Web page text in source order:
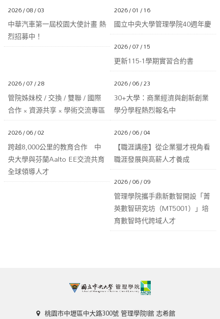
2026 / 08 / 03
中華汽車第一屆校園大使計畫 熱
烈招募中！
2026 / 01 / 16
國立中央大學管理學院40週年慶
2026 / 07 / 15
更新115-1學期實習合約書
2026 / 07 / 28
管院姊妹校 / 交換 / 雙聯 / 國際
合作 × 資源共享 × 學術交流專區
2026 / 06 / 23
30+大學：商業經濟與創新創業
學分學程熱烈報名中
2026 / 06 / 02
跨越8,000公里的教育合作 中
央大學與芬蘭Aalto EE交流共育
全球領導人才
2026 / 06 / 04
【職涯講座】從企業獵才視角看
職涯發展與高薪人才養成
2026 / 06 / 09
管理學院攜手鼎新數智開設「菁
英數智研究坊（MT5001）」培
育數智時代跨域人才
桃園市中壢區中大路300號 管理學院I館 志希館